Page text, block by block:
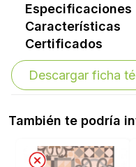
Especificaciones
Características
Certificados
Descargar ficha
También te podría